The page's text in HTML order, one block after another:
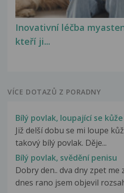
Inovativní léčba
kteří ji...
VÍCE DOTAZŮ Z PORADNY
Bílý povlak, loupající se
Již delší dobu se mi loupe
takový bílý povlak. Děje...
Bílý povlak, svědění penisu
Dobry den.. dva dny zpet me
dnes rano jsem objevil